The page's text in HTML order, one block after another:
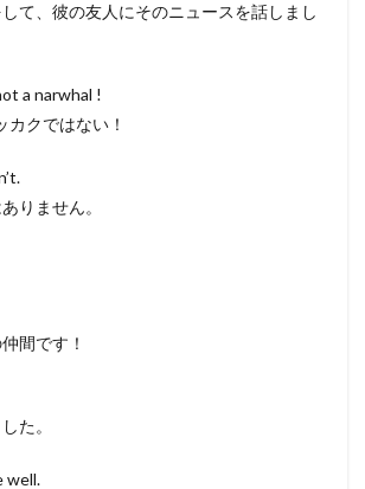
て、彼の友人にそのニュースを話しまし
a narwhal !
カクではない！
りません。
間です！
た。
well.